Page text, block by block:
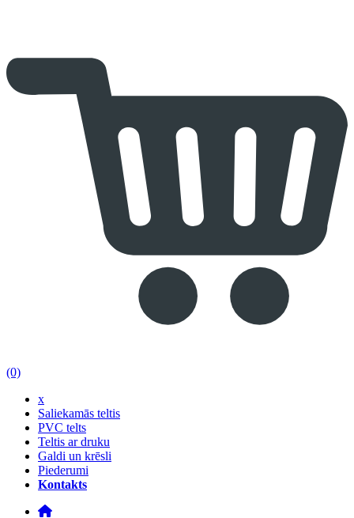
(0)
x
Saliekamās teltis
PVC telts
Teltis ar druku
Galdi un krēsli
Piederumi
Kontakts